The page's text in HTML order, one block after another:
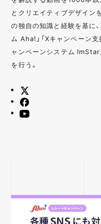
とクリエイティブデザイン
の独自の知識と経験を基に
ム Aha!」「Xキャンペーン
ャンペーンシステム ImStar
を行う。